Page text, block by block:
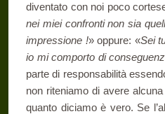
diventato con noi poco
nei miei confronti non sia
impressione !» oppure: «Sei
io mi comporto di
parte di responsabilità
non riteniamo di avere
quanto diciamo è vero. Se